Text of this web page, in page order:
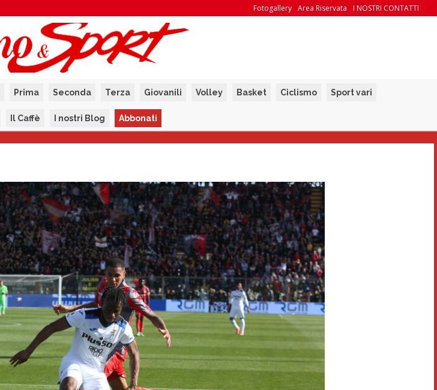
I NOSTRI CONTATTI
Area Riservata
Fotogallery
Prima Seconda Terza Giovanili Volley Basket Ciclismo Sport vari
Il Caffè I nostri Blog Abbonati